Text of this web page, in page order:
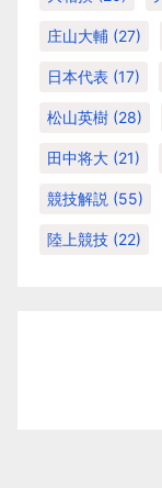
庄山大輔 (27)
日本代表 (17)
松山英樹 (28)
田中将大 (21)
競技解説 (55)
陸上競技 (22)